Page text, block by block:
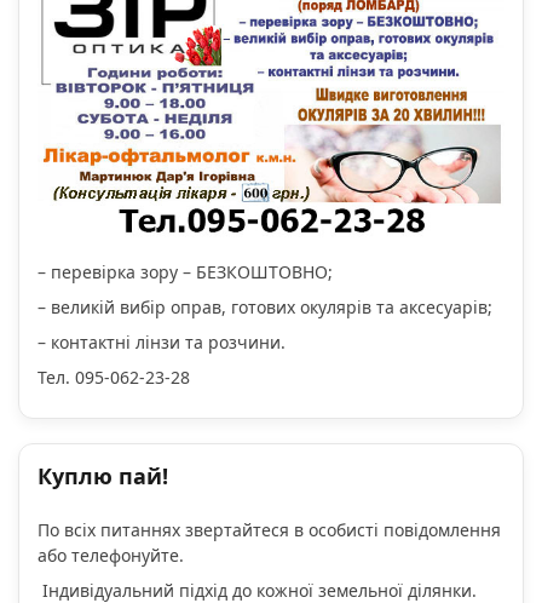
– перевірка зору – БЕЗКОШТОВНО;
– великій вибір оправ, готових окулярів та аксесуарів;
– контактні лінзи та розчини.
Тел. 095-062-23-28
Куплю пай!
По всіх питаннях звертайтеся в особисті повідомлення
або телефонуйте.
Індивідуальний підхід до кожної земельної ділянки.